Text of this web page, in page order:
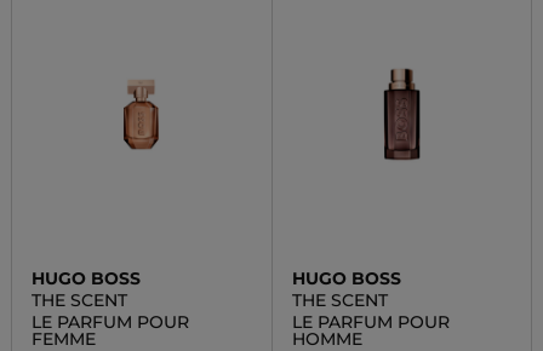
HUGO BOSS
THE SCENT
LE PARFUM POUR
FEMME
HUGO BOSS
THE SCENT
LE PARFUM POUR
HOMME